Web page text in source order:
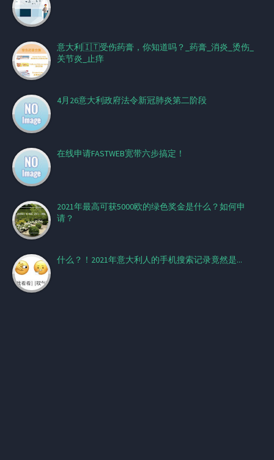
意大利🇮🇹受伤药膏，你知道吗？_药膏_消炎_烫伤_
关节炎_止痒
4月26意大利政府法令新冠肺炎第二阶段
在线申请FASTWEB宽带六步搞定！
2021年最高可获5000欧的绿色奖金是什么？如何申
请？
什么？！2021年意大利人的手机搜索记录竟然是...